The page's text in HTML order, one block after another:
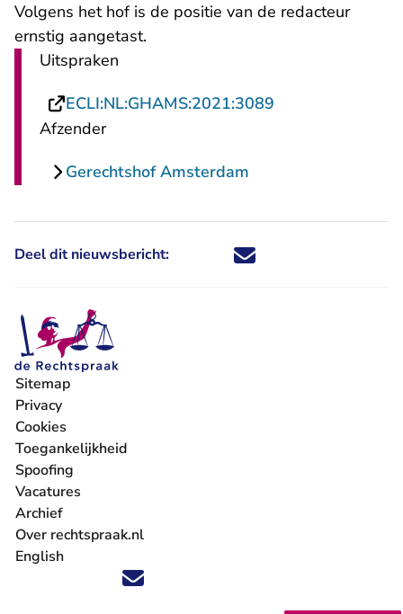
Volgens het hof is de positie van de redacteur
ernstig aangetast.
Uitspraken
ECLI:NL:GHAMS:2021:3089
Afzender
Gerechtshof Amsterdam
Deel dit nieuwsbericht: Deel dit nieuwsbericht via X -
Deel dit nieuwsbericht via
Deel dit nieuwsbericht
Deel dit
Volg ons op X (Twitter) - U verlaat Rechtspraak.nl
Volg ons op Facebook - U verlaat Rechtspraak.nl
Volg ons op Instagram - U verlaat Rechtspraak.nl
Volg ons op Youtube - U verlaat Rechtspraak.nl
Volg ons op LinkedIn - U verlaat
'Blijf op de hoogte' nieuwsbrief - U verlaat
Sitemap
Privacy
Cookies
Toegankelijkheid
Spoofing
Vacatures
- U verlaat Rechtspraak.nl
Archief
Over rechtspraak.nl
English